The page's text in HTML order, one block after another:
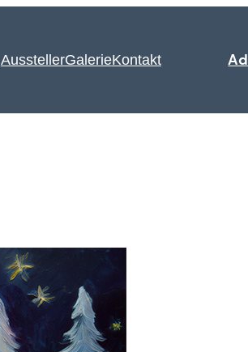
AusstellerGalerieKontakt